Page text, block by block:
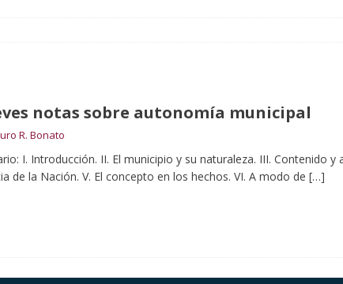
notas sobre autonomía municipal
R. Bonato
I. Introducción. II. El municipio y su naturaleza. III. Contenido y
de la Nación. V. El concepto en los hechos. VI. A modo de […]